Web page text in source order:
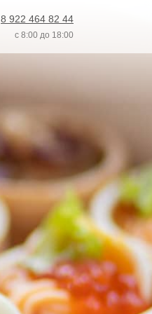
8 922 464 82 44
с 8:00 до 18:00